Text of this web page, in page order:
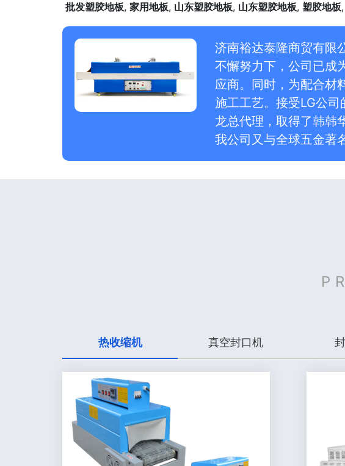
批发塑胶地板, 家用地板, 山东塑胶地板, 山东塑胶地板, 塑胶地板,
济南裕达泰隆商贸有限
不懈努力下，公司已成
应商。同时，为配合材
施工工艺。接受LG公
龙总代理，取得了韩韩
我公司又与全球五金著
热收缩机 真空封口机